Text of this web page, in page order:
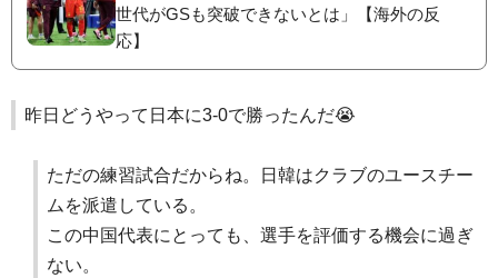
世代がGSも突破できないとは」【海外の反
応】
昨日どうやって日本に3-0で勝ったんだ😭
ただの練習試合だからね。日韓はクラブのユースチー
ムを派遣している。
この中国代表にとっても、選手を評価する機会に過ぎ
ない。